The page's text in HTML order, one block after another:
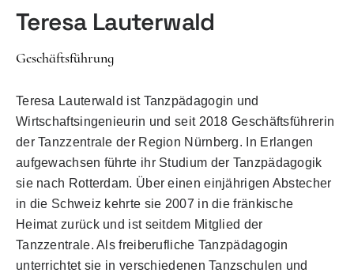
Teresa Lauterwald
Geschäftsführung
Teresa Lauterwald ist Tanzpädagogin und
Wirtschaftsingenieurin und seit 2018 Geschäftsführerin
der Tanzzentrale der Region Nürnberg. In Erlangen
aufgewachsen führte ihr Studium der Tanzpädagogik
sie nach Rotterdam. Über einen einjährigen Abstecher
in die Schweiz kehrte sie 2007 in die fränkische
Heimat zurück und ist seitdem Mitglied der
Tanzzentrale. Als freiberufliche Tanzpädagogin
unterrichtet sie in verschiedenen Tanzschulen und